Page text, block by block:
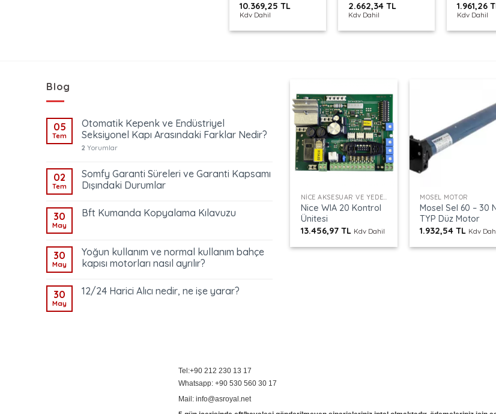
10.369,25TL
Kdv Dahil
2.662,34TL
Kdv Dahil
1.961,26
Kdv Dahil
Blog
05
Tem
Otomatik Kepenk ve Endüstriyel
Seksiyonel Kapı Arasındaki Farklar Nedir?
2 Yorumlar
02
Tem
Somfy Garanti Süreleri ve Garanti Kapsamı
Dışındaki Durumlar
30
May
Bft Kumanda Kopyalama Kılavuzu
30
May
Yoğun kullanım ve normal kullanım bahçe
kapısı motorları nasıl ayrılır?
30
May
12/24 Harici Alıcı nedir, ne işe yarar?
Nice WIA 20 Kontrol
Ünitesi
13.456,97 TL Kdv Dahil
MOSEL MOTOR
Mosel Sel 60 – 30
TYP Düz Motor
1.932,54TL Kdv
Tel:+90 212 230 13 17
Whatsapp: +90 530 560 30 17
Mail: info@asroyal.net